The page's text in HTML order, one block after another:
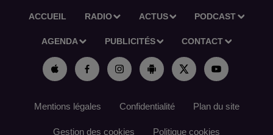
ACCUEIL RADIO ACTUS PODCAST
AGENDA PUBLICITÉS CONTACT
Mentions légales Confidentialité Plan du site
Gestion des cookies Politique cookies